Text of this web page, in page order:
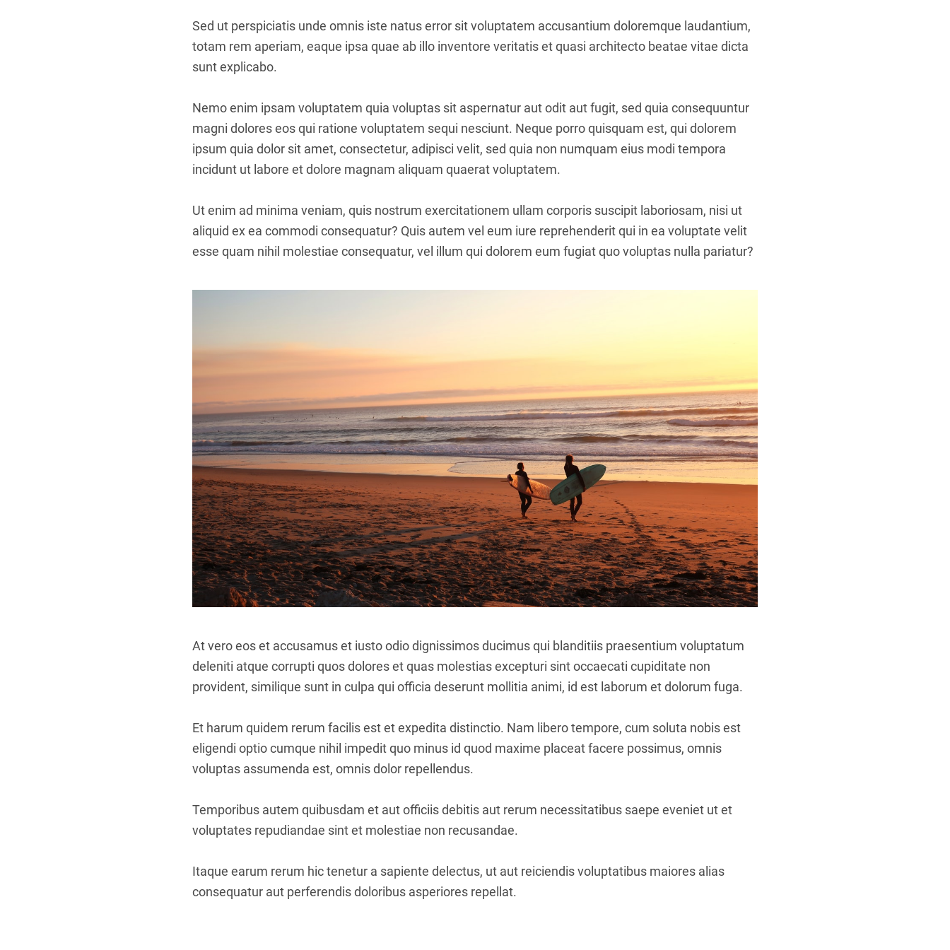
Sed ut perspiciatis unde omnis iste natus error sit voluptatem accusantium doloremque laudantium,
totam rem aperiam, eaque ipsa quae ab illo inventore veritatis et quasi architecto beatae vitae dicta
sunt explicabo.
Nemo enim ipsam voluptatem quia voluptas sit aspernatur aut odit aut fugit, sed quia consequuntur
magni dolores eos qui ratione voluptatem sequi nesciunt. Neque porro quisquam est, qui dolorem
ipsum quia dolor sit amet, consectetur, adipisci velit, sed quia non numquam eius modi tempora
incidunt ut labore et dolore magnam aliquam quaerat voluptatem.
Ut enim ad minima veniam, quis nostrum exercitationem ullam corporis suscipit laboriosam, nisi ut
aliquid ex ea commodi consequatur? Quis autem vel eum iure reprehenderit qui in ea voluptate velit
esse quam nihil molestiae consequatur, vel illum qui dolorem eum fugiat quo voluptas nulla pariatur?
At vero eos et accusamus et iusto odio dignissimos ducimus qui blanditiis praesentium voluptatum
deleniti atque corrupti quos dolores et quas molestias excepturi sint occaecati cupiditate non
provident, similique sunt in culpa qui officia deserunt mollitia animi, id est laborum et dolorum fuga.
Et harum quidem rerum facilis est et expedita distinctio. Nam libero tempore, cum soluta nobis est
eligendi optio cumque nihil impedit quo minus id quod maxime placeat facere possimus, omnis
voluptas assumenda est, omnis dolor repellendus.
Temporibus autem quibusdam et aut officiis debitis aut rerum necessitatibus saepe eveniet ut et
voluptates repudiandae sint et molestiae non recusandae.
Itaque earum rerum hic tenetur a sapiente delectus, ut aut reiciendis voluptatibus maiores alias
consequatur aut perferendis doloribus asperiores repellat.